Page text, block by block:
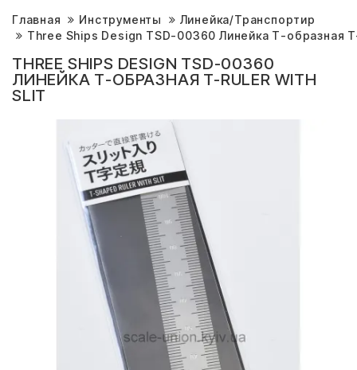
Главная Инструменты
Линейка/Транспортир
Three Ships Design TSD-00360 Линейка Т-образная
THREE SHIPS DESIGN TSD-00360
ЛИНЕЙКА Т-ОБРАЗНАЯ T-RULER WITH
SLIT